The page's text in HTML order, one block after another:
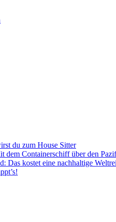
du zum House Sitter
dem Containerschiff über den
Das kostet eine nachhaltige